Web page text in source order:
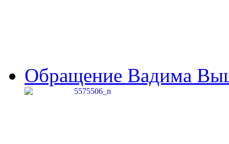
Обращение Вадима